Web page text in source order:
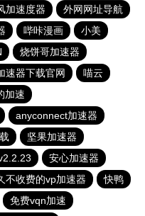
加速度器
外网网址导航
哔咔漫画
小美
烧饼哥加速器
速器下载官网
喵云
加速
anyconnect加速器
坚果加速器
安心加速器
不收费的vp加速器
快鸭
免费vqn加速